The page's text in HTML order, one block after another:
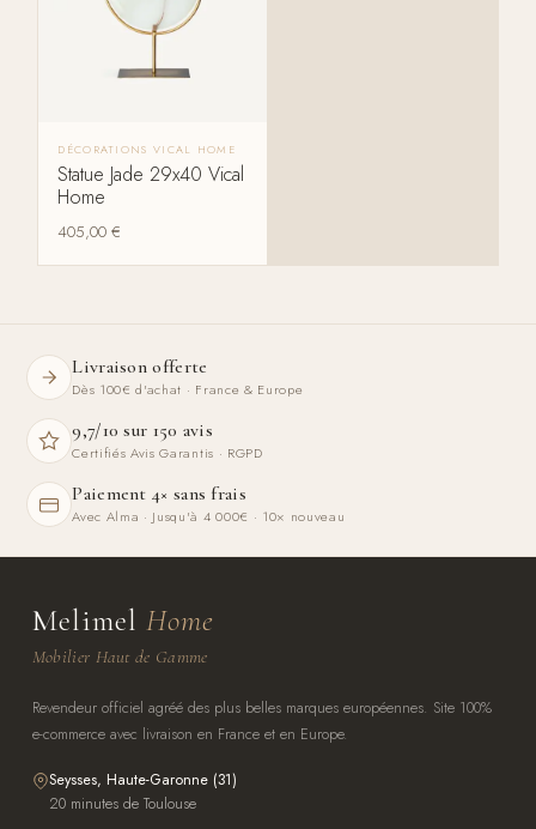
DÉCORATIONS VICAL HOME
Statue Jade 29x40 Vical
Home
405,00€
Livraison offerte
Dès 100€ d'achat · France & Europe
9,7/10 sur 150 avis
Certifiés Avis Garantis · RGPD
Paiement 4× sans frais
Avec Alma · Jusqu'à 4 000€ · 10× nouveau
Melimel Home
Mobilier Haut de Gamme
Revendeur officiel agréé des plus belles marques européennes. Site 100%
e-commerce avec livraison en France et en Europe.
Seysses, Haute-Garonne (31)
20 minutes de Toulouse